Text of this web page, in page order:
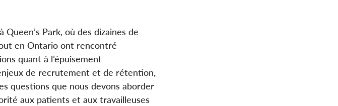
Park, où des dizaines de
en Ontario ont rencontré
quant à l’épuisement
de recrutement et de rétention,
questions que nous devons aborder
aux patients et aux travailleuses